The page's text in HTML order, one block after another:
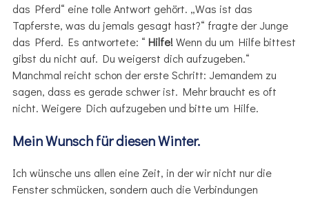
das Pferd“ eine tolle Antwort gehört. „Was ist das
Tapferste, was du jemals gesagt hast?“ fragte der Junge
das Pferd. Es antwortete: “ Hilfe!Wenn du um Hilfe bittest
gibst du nicht auf. Du weigerst dich aufzugeben.“
Manchmal reicht schon der erste Schritt: Jemandem zu
sagen, dass es gerade schwer ist. Mehr braucht es oft
nicht. Weigere Dich aufzugeben und bitte um Hilfe.
Mein Wunsch für diesen Winter.
Ich wünsche uns allen eine Zeit, in der wir nicht nur die
Fenster schmücken, sondern auch die Verbindungen